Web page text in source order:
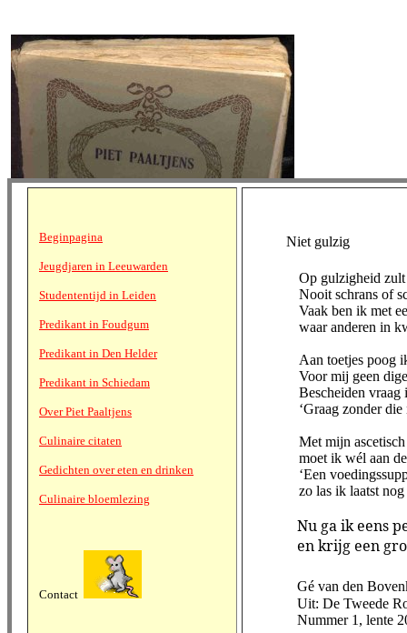
Beginpagina
Jeugdjaren in Leeuwarden
Studententijd in Leiden
Predikant in Foudgum
Predikant in Den Helder
Predikant in Schiedam
Over Piet Paaltjens
Culinaire citaten
Gedichten over eten en drinken
Culinaire bloemlezing
Contact
Niet gulzig
Op gulzigheid
Nooit schrans of
Vaak ben ik met
waar anderen in
Aan toetjes poog
Voor mij geen
Bescheiden vraag
‘Graag zonder
Met mijn
moet ik wél aan
‘Een
zo las ik laatst
Nu ga ik eens
en krijg een
Gé van den
Uit: De Tweede
Nummer 1, lente